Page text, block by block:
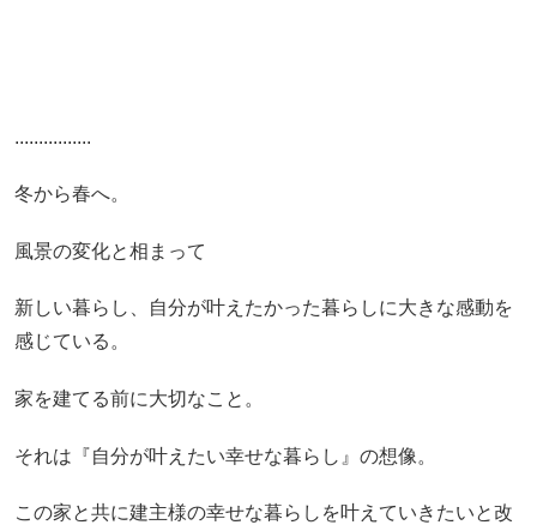
................
冬から春へ。
風景の変化と相まって
新しい暮らし、自分が叶えたかった暮らしに大きな感動を
感じている。
家を建てる前に大切なこと。
それは『自分が叶えたい幸せな暮らし』の想像。
この家と共に建主様の幸せな暮らしを叶えていきたいと改